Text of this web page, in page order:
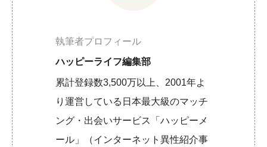
執筆者プロフィール
ハッピーライフ編集部
累計登録数3,500万以上、2001年よ
り運営している日本最大級のマッチ
ング・出会いサービス「ハッピーメ
ール」（インターネット異性紹介事